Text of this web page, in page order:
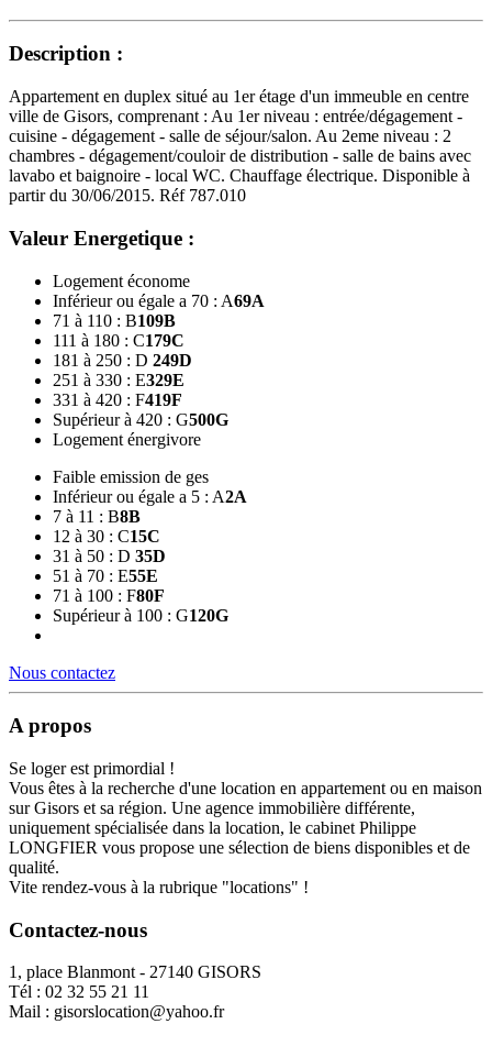
Description :
Appartement en duplex situé au 1er étage d'un immeuble en centre
ville de Gisors, comprenant : Au 1er niveau : entrée/dégagement -
cuisine - dégagement - salle de séjour/salon. Au 2eme niveau : 2
chambres - dégagement/couloir de distribution - salle de bains avec
lavabo et baignoire - local WC. Chauffage électrique. Disponible à
partir du 30/06/2015. Réf 787.010
Valeur Energetique :
Logement économe
Inférieur ou égale a 70 : A69A
71 à 110 : B109B
111 à 180 : C179C
181 à 250 : D 249D
251 à 330 : E329E
331 à 420 : F419F
Supérieur à 420 : G500G
Logement énergivore
Faible emission de ges
Inférieur ou égale a 5 : A2A
7 à 11 : B8B
12 à 30 : C15C
31 à 50 : D 35D
51 à 70 : E55E
71 à 100 : F80F
Supérieur à 100 : G120G
Nous contactez
A propos
Se loger est primordial !
Vous êtes à la recherche d'une location en appartement ou en maison
sur Gisors et sa région. Une agence immobilière différente,
uniquement spécialisée dans la location, le cabinet Philippe
LONGFIER vous propose une sélection de biens disponibles et de
qualité.
Vite rendez-vous à la rubrique "locations" !
Contactez-nous
1, place Blanmont - 27140 GISORS
Tél : 02 32 55 21 11
Mail : gisorslocation@yahoo.fr